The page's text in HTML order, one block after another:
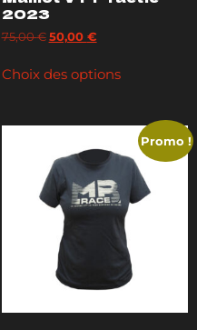
2023
75,00€ 50,00 €
Choix des options
Promo !